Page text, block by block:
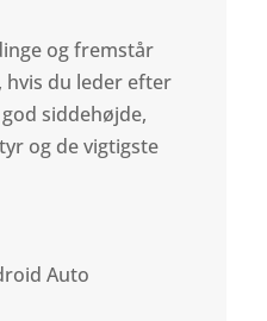
og fremstår
du leder efter
siddehøjde,
og de vigtigste
Auto